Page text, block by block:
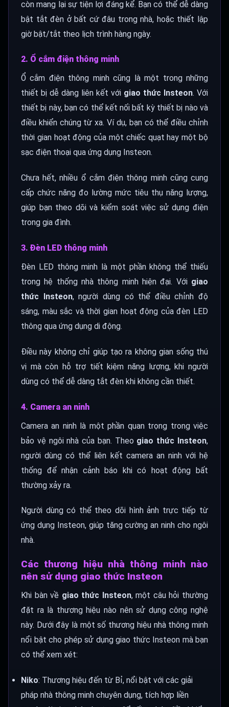
còn mang lại sự tiện lợi đáng kể. Bạn có thể dễ dàng
bật tắt đèn ở bất cứ đâu trong nhà, hoặc thiết lập
giờ bật/tắt theo lịch trình hàng ngày.
2. Ổ cắm điện thông minh
Ổ cắm điện thông minh cũng là một trong những
thiết bị dễ dàng liên kết với giao thức Insteon. Với
thiết bị này, bạn có thể kết nối bất kỳ thiết bị nào và
điều khiển chúng từ xa. Ví dụ, bạn có thể điều chỉnh
thời gian hoạt động của một chiếc quạt hay một bộ
sạc điện thoại qua ứng dụng Insteon.
Chưa hết, nhiều ổ cắm điện thông minh cũng cung
cấp chức năng đo lường mức tiêu thụ năng lượng,
giúp bạn theo dõi và kiểm soát việc sử dụng điện
trong gia đình.
3. Đèn LED thông minh
Đèn LED thông minh là một phần không thể thiếu
trong hệ thống nhà thông minh hiện đại. Với giao
thức Insteon, người dùng có thể điều chỉnh độ
sáng, màu sắc và thời gian hoạt động của đèn LED
thông qua ứng dụng di động.
Điều này không chỉ giúp tạo ra không gian sống thú
vị mà còn hỗ trợ tiết kiệm năng lượng, khi người
dùng có thể dễ dàng tắt đèn khi không cần thiết.
4. Camera an ninh
Camera an ninh là một phần quan trọng trong việc
bảo vệ ngôi nhà của bạn. Theo giao thức Insteon,
người dùng có thể liên kết camera an ninh với hệ
thống để nhận cảnh báo khi có hoạt động bất
thường xảy ra.
Người dùng có thể theo dõi hình ảnh trực tiếp từ
ứng dụng Insteon, giúp tăng cường an ninh cho ngôi
nhà.
Các thương hiệu nhà thông minh nào
nên sử dụng giao thức Insteon
Khi bàn về giao thức Insteon, một câu hỏi thường
đặt ra là thương hiệu nào nên sử dụng công nghệ
này. Dưới đây là một số thương hiệu nhà thông minh
nổi bật cho phép sử dụng giao thức Insteon mà bạn
có thể xem xét:
Niko: Thương hiệu đến từ Bỉ, nổi bật với các giải
pháp nhà thông minh chuyên dụng, tích hợp liền